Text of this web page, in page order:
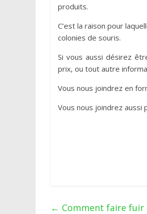
produits.
C’est la raison pour
colonies de souris.
Si vous aussi désirez
prix, ou tout autre
Vous nous joindrez en
Vous nous joindrez aussi
← Comment faire fuir